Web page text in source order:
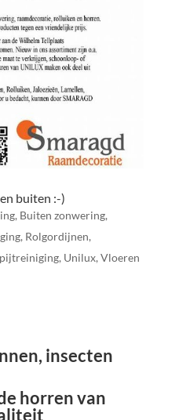
buiten :-)
, Buiten zonwering,
, Rolgordijnen,
, Unilux, Vloeren
insecten
horren van